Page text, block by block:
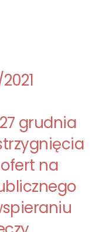
27 grudnia
na